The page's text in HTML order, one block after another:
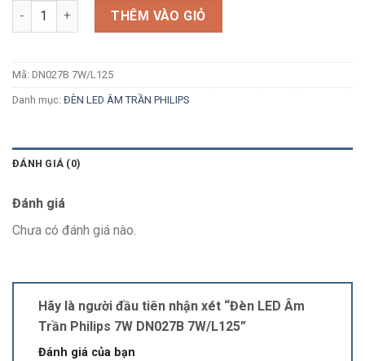
Số lượng THÊM VÀO GIỎ
Mã: DN027B 7W/L125
Danh mục: ĐÈN LED ÂM TRẦN PHILIPS
ĐÁNH GIÁ (0)
Đánh giá
Chưa có đánh giá nào.
Hãy là người đầu tiên nhận xét “Đèn LED Âm
Trần Philips 7W DN027B 7W/L125”
Đánh giá của bạn